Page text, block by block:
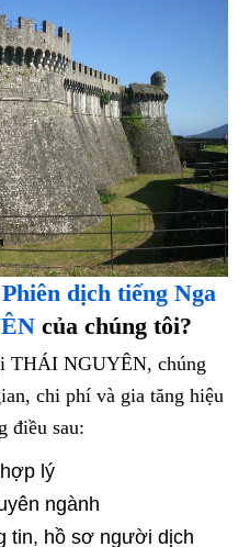
Phiên dịch tiếng Nga
của chúng tôi?
THÁI NGUYÊN, chúng
chi phí và gia tăng hiệu
điều sau:
lý
ngành
tin, hồ sơ người dịch